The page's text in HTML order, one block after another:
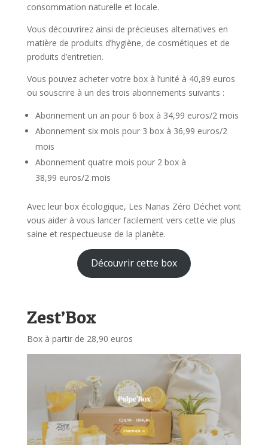
consommation naturelle et locale.
Vous découvrirez ainsi de précieuses alternatives en
matière de produits d’hygiène, de cosmétiques et de
produits d’entretien.
Vous pouvez acheter votre box à l’unité à 40,89 euros
ou souscrire à un des trois abonnements suivants :
Abonnement un an pour 6 box à 34,99 euros/2 mois
Abonnement six mois pour 3 box à 36,99 euros/2
mois
Abonnement quatre mois pour 2 box à
38,99 euros/2 mois
Avec leur box écologique, Les Nanas Zéro Déchet vont
vous aider à vous lancer facilement vers cette vie plus
saine et respectueuse de la planète.
Découvrir cette box
Zest’Box
Box à partir de 28,90 euros